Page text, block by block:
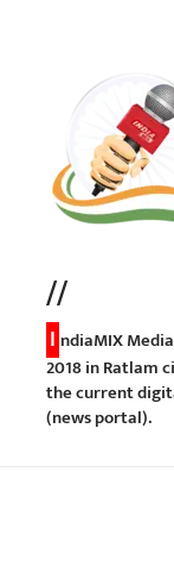
//
I ndiaMIX
2018 in Ratlam
the current
(news portal).